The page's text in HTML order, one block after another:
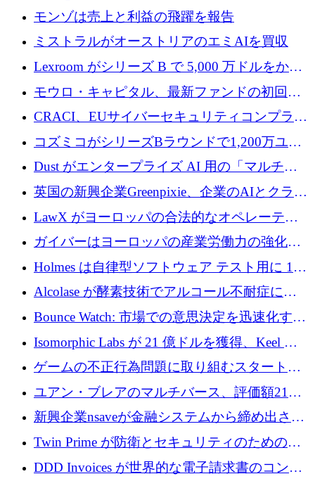
ラウンドで小売業のスプレッドシートをター
ゲットにしています
モンゾは売上と利益の飛躍を報告
ミストラルがオーストリアのエミAIを買収
Lexroom がシリーズ B で 5,000 万ドルをかけ
てヨーロッパ大陸法用の法律 AI を構築
モウロ・キャピタル、最新ファンドの初回ク
ローズで4億ドルを確保
CRACI、EUサイバーセキュリティコンプライ
アンスプラットフォームのために140万ユーロ
コズミコがシリーズBラウンドで1,200万ユー
ロを調達
Dust がエンタープライズ AI 用の「マルチプ
レイヤー」オペレーティング システムを構築
するシリーズ B で 4,000 万ドルを調達
英国の新興企業Greenpixie、企業のAIとクラウ
ドのエネルギー無駄を削減するために470万ポ
ンドを調達
LawX がヨーロッパの合法的なオペレーティ
ング システムを構築するために 750 万ユーロ
を調達
ガイバーはヨーロッパの産業労働力の強化に
貢献するために 140 万ユーロを獲得
Holmes は自律型ソフトウェア テスト用に 110
万ユーロのプレシードを提供して開始
Alcolase が酵素技術でアルコール不耐症に取
り組むために 150 万ユーロを調達
Bounce Watch: 市場での意思決定を迅速化する
ためのインテリジェンス層を構築する
Isomorphic Labs が 21 億ドルを獲得、Keel の
ネオバンク後の軸、ポーランドのソフトウェ
ア進化
ゲームの不正行為問題に取り組むスタートア
ップを紹介する
ユアン・ブレアのマルチバース、評価額21億
ドルで7,000万ドルを調達
新興企業nsaveが金融システムから締め出され
たシリア人に国際銀行アクセスをもたらす
Twin Prime が防衛とセキュリティのためのフ
ロンティア AI モデルを構築するために 1,000
DDD Invoices が世界的な電子請求書のコンプ